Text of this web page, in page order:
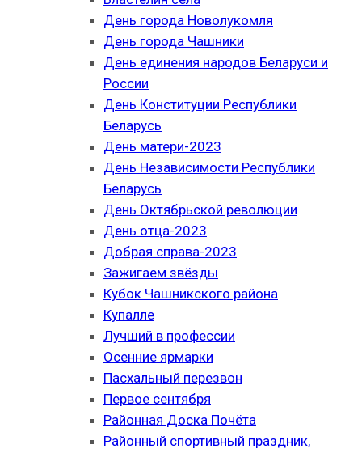
День города Новолукомля
День города Чашники
День единения народов Беларуси и
России
День Конституции Республики
Беларусь
День матери-2023
День Независимости Республики
Беларусь
День Октябрьской революции
День отца-2023
Добрая справа-2023
Зажигаем звёзды
Кубок Чашникского района
Купалле
Лучший в профессии
Осенние ярмарки
Пасхальный перезвон
Первое сентября
Районная Доска Почёта
Районный спортивный праздник,